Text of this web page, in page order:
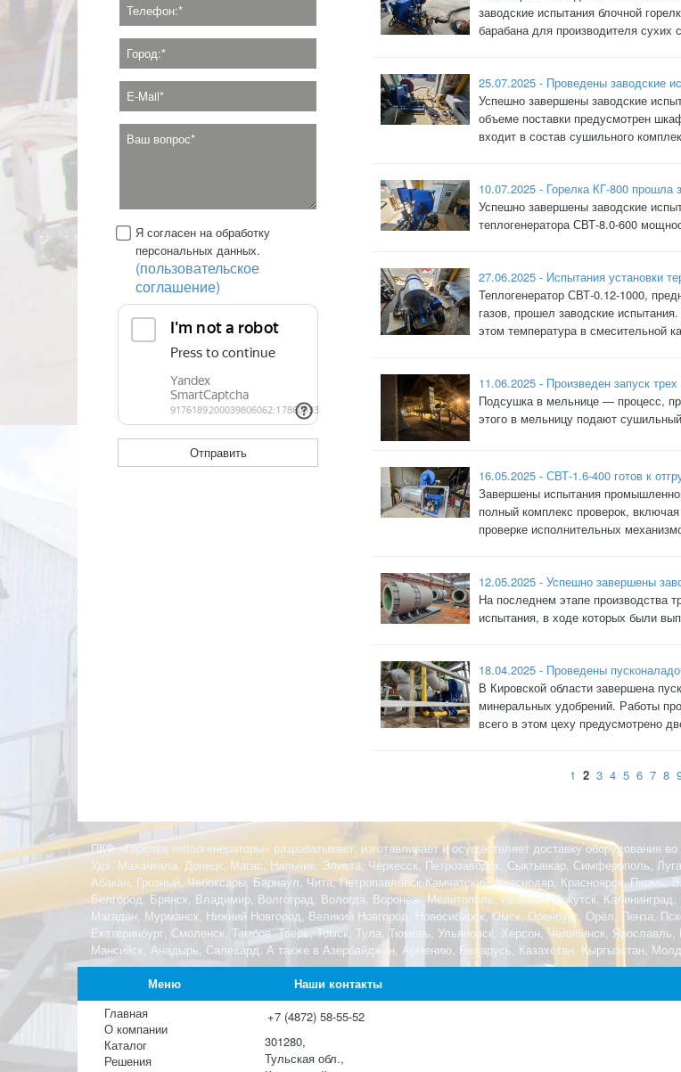
Я согласен на обработку
персональных данных.
(пользовательское
соглашение)
заводские испытания блочной
барабана для производителя
25.07.2025 - Проведены заводские
Успешно завершены заводские
объеме поставки предусмотрен
входит в состав сушильного
10.07.2025 - Горелка КГ-800 прошла
Успешно завершены заводские
теплогенератора СВТ-8.0-600
27.06.2025 - Испытания установки
Теплогенератор СВТ-0.12-1000,
газов, прошел заводские
этом температура в смесительной
11.06.2025 - Произведен запуск
Подсушка в мельнице — процесс,
этого в мельницу подают
16.05.2025 - СВТ-1.6-400 готов к
Завершены испытания
полный комплекс проверок,
проверке исполнительных
12.05.2025 - Успешно завершены
На последнем этапе производства
испытания, в ходе которых были
18.04.2025 - Проведены
В Кировской области завершена
минеральных удобрений. Работы
всего в этом цеху предусмотрено
1 2 3 4 5 6 7 8
ПКФ «Горелки теплогенераторы» разрабатывает, изготавливает и осуществляет доставку
Удэ, Махачкала, Донецк, Магас, Нальчик, Элиста, Черкесск, Петрозаводск, Сыктывкар, Симферополь,
Абакан, Грозный, Чебоксары, Барнаул, Чита, Петропавловск-Камчатский, Краснодар, Красноярск, Пермь,
Белгород, Брянск, Владимир, Волгоград, Вологда, Воронеж, Мелитополь, Иваново, Иркутск, Калининград,
Магадан, Мурманск, Нижний Новгород, Великий Новгород, Новосибирск, Омск, Оренбург, Орёл, Пенза,
Екатеринбург, Смоленск, Тамбов, Тверь, Томск, Тула, Тюмень, Ульяновск, Херсон, Челябинск,
Мансийск, Анадырь, Салехард. А также в Азербайджан, Армению, Беларусь, Казахстан, Кыргызстан,
Меню
Главная
О компании
Каталог
Решения
Наши контакты
+7 (4872) 58-55-52
301280,
Тульская обл.,